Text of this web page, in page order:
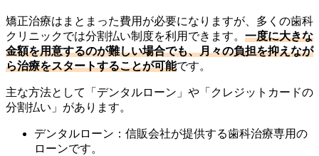
矯正治療はまとまった費用が必要になりますが、多くの歯科
クリニックでは分割払い制度を利用できます。 一度に大きな
金額を用意するのが難しい場合でも、月々の負担を抑えなが
ら治療をスタートすることが可能です。
主な方法として「デンタルローン」や「クレジットカードの
分割払い」があります。
デンタルローン：信販会社が提供する歯科治療専用の
ローンです。